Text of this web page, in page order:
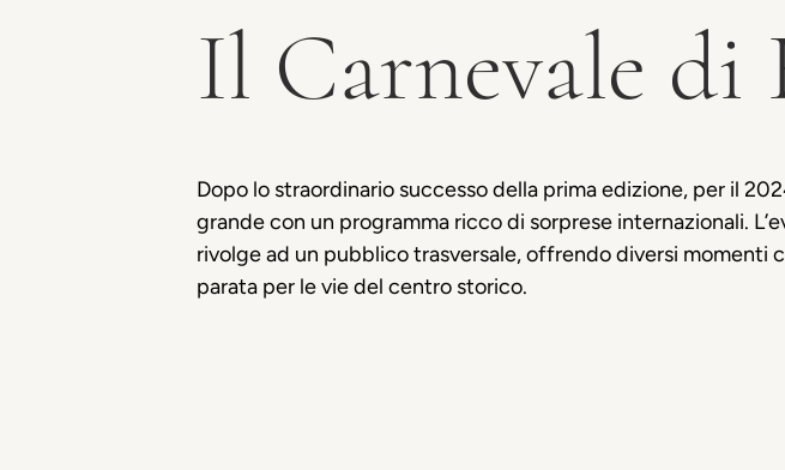
Il Carnevale di
Dopo lo straordinario successodella primaedizione, per il
grandecon un programma riccodi sorprese internazionali.
rivolgead un pubblicotrasversale,offrendodiversi momenti
parata per le vie del centro storico.